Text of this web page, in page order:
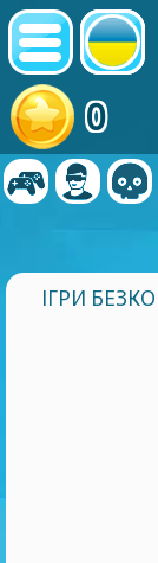
0
ІГРИ